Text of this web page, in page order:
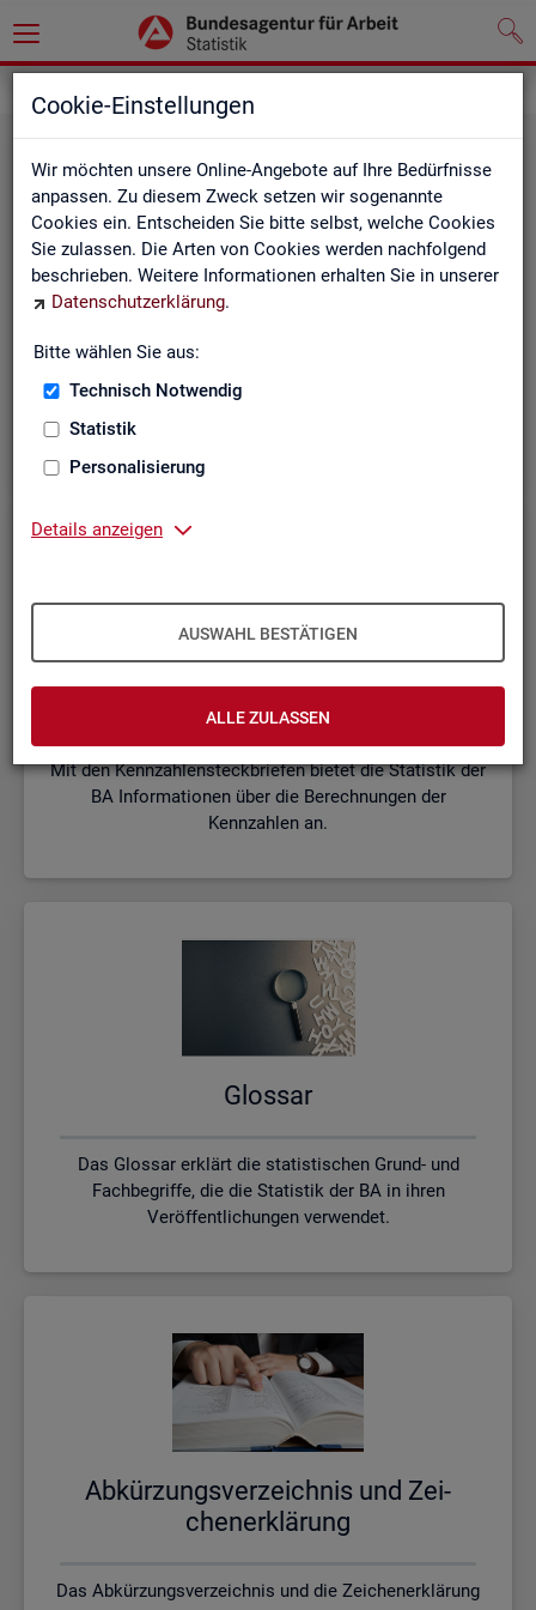
Cookie-Einstellungen
Wir möchten unsere Online-Angebote auf Ihre Bedürfnisse
anpassen. Zu diesem Zweck setzen wir sogenannte
Cookies ein. Entscheiden Sie bitte selbst, welche Cookies
Sie zulassen. Die Arten von Cookies werden nachfolgend
beschrieben. Weitere Informationen erhalten Sie in unserer
Datenschutzerklärung.
Bitte wählen Sie aus:
Technisch Notwendig
Statistik
Personalisierung
Details anzeigen
AUSWAHL BESTÄTIGEN
ALLE ZULASSEN
Die Kurzinformationen geben einen schnellen Überblick
über die Fachstatistiken der Statistik der BA.
Mit den Kennzahlensteckbriefen bietet die Statistik der
BA Informationen über die Berechnungen der
Kennzahlen an.
Glos­sar
Das Glossar erklärt die statistischen Grund- und
Fachbegriffe, die die Statistik der BA in ihren
Veröffentlichungen verwendet.
Ab­kür­zungs­ver­zeich­nis und Zei­
chen­er­klä­rung
Das Abkürzungsverzeichnis und die Zeichenerklärung